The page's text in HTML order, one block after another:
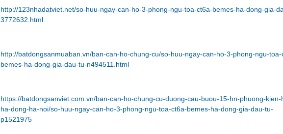
http://123nhadatviet.net/so-huu-ngay-can-ho-3-phong-ngu-toa-ct6a-bemes-ha-dong-gia-
3772632.html
http://batdongsanmuaban.vn/ban-can-ho-chung-cu/so-huu-ngay-can-ho-3-phong-ngu-toa-
bemes-ha-dong-gia-dau-tu-n494511.html
https://batdongsanviet.com.vn/ban-can-ho-chung-cu-duong-cau-buou-15-hn-phuong-kien-
ha-dong-ha-noi/so-huu-ngay-can-ho-3-phong-ngu-toa-ct6a-bemes-ha-dong-gia-dau-tu-
p1521975